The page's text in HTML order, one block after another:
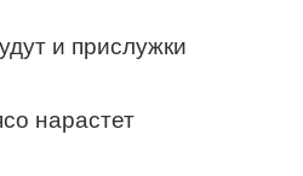
и прислужки
нарастет